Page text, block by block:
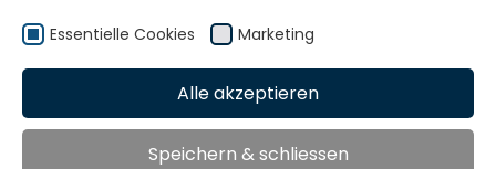
Home Ruanda
Globale Präsenz
Essentielle Cookies Marketing
Alle akzeptieren
Speichern & schliessen